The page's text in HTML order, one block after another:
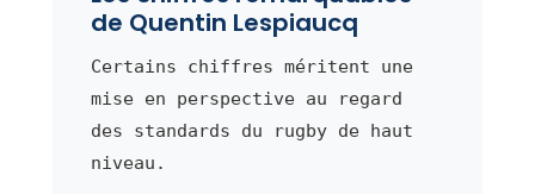
de Quentin Lespiaucq
Certains chiffres méritent une
mise en perspective au regard
des standards du rugby de haut
niveau.